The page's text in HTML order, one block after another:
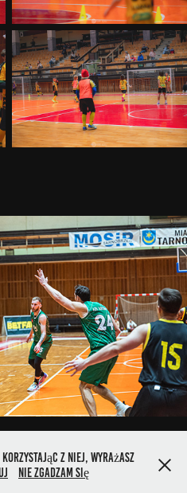
Jarosław /25.01.2025/
2025
z niej, wyrażasz
Nie zgadzam się